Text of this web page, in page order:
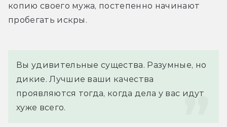
копию своего мужа, постепенно начинают
пробегать искры.
Вы удивительные существа. Разумные, но
дикие. Лучшие ваши качества
проявляются тогда, когда дела у вас идут
хуже всего.